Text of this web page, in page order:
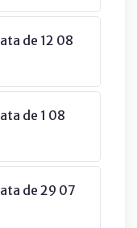
de 12 08
de 1 08
de 29 07